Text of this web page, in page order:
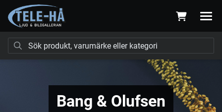
Bang & Olufsen